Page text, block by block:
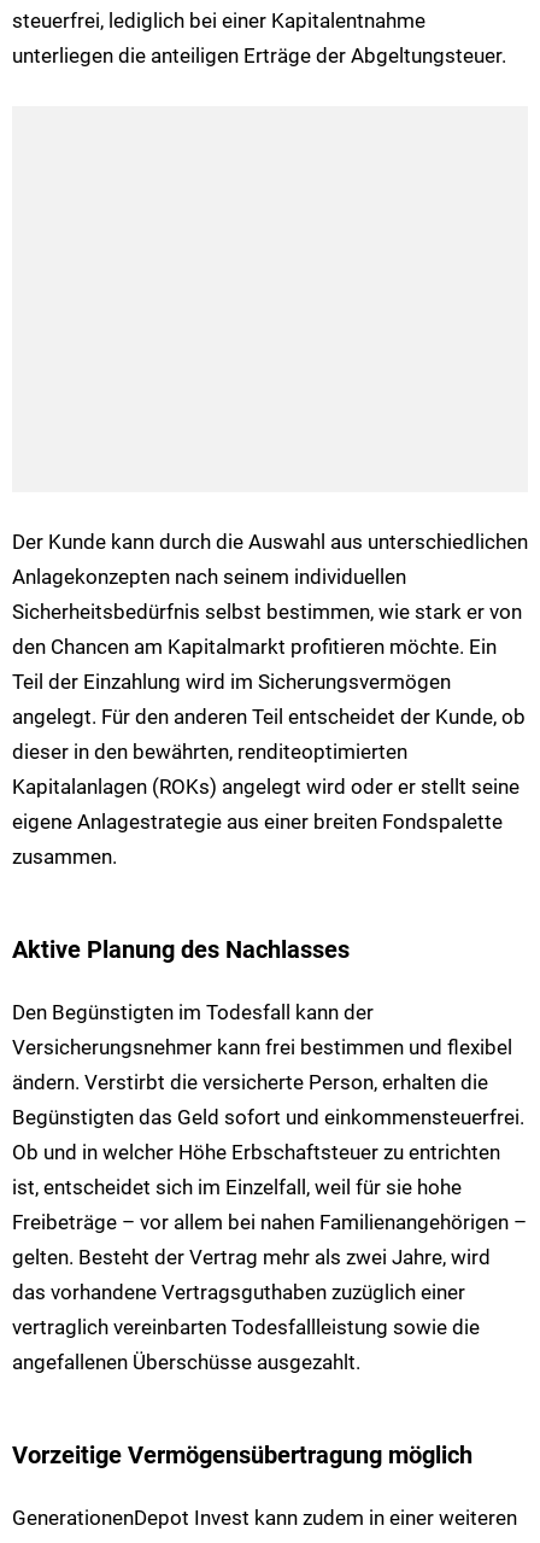
steuerfrei, lediglich bei einer Kapitalentnahme
unterliegen die anteiligen Erträge der Abgeltungsteuer.
Der Kunde kann durch die Auswahl aus unterschiedlichen
Anlagekonzepten nach seinem individuellen
Sicherheitsbedürfnis selbst bestimmen, wie stark er von
den Chancen am Kapitalmarkt profitieren möchte. Ein
Teil der Einzahlung wird im Sicherungsvermögen
angelegt. Für den anderen Teil entscheidet der Kunde, ob
dieser in den bewährten, renditeoptimierten
Kapitalanlagen (ROKs) angelegt wird oder er stellt seine
eigene Anlagestrategie aus einer breiten Fondspalette
zusammen.
Aktive Planung des Nachlasses
Den Begünstigten im Todesfall kann der
Versicherungsnehmer kann frei bestimmen und flexibel
ändern. Verstirbt die versicherte Person, erhalten die
Begünstigten das Geld sofort und einkommensteuerfrei.
Ob und in welcher Höhe Erbschaftsteuer zu entrichten
ist, entscheidet sich im Einzelfall, weil für sie hohe
Freibeträge – vor allem bei nahen Familienangehörigen –
gelten. Besteht der Vertrag mehr als zwei Jahre, wird
das vorhandene Vertragsguthaben zuzüglich einer
vertraglich vereinbarten Todesfallleistung sowie die
angefallenen Überschüsse ausgezahlt.
Vorzeitige Vermögensübertragung möglich
GenerationenDepot Invest kann zudem in einer weiteren